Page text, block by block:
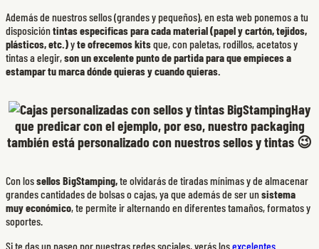
Además de nuestros sellos (grandes y pequeños), en esta web ponemos a tu
disposicióntintas especificas para cada material (papel y cartón, tejidos,
plásticos, etc.)yte ofrecemos kitsque, con paletas, rodillos, acetatos y
tintas a elegir,son un excelente punto de partida para que empieces a
estampar tu marca dónde quieras y cuando quieras.
Hay
que predicar con el ejemplo, por eso, nuestro packaging
también está personalizado con nuestros sellos y tintas 😉
Con lossellos BigStamping,te olvidarás de tiradas mínimas y de almacenar
grandes cantidades de bolsas o cajas, ya que además de ser unsistema
muy económico, te permite ir alternando en diferentes tamaños, formatos y
soportes.
Si te das un paseo por nuestras redes sociales, verás losexcelentes